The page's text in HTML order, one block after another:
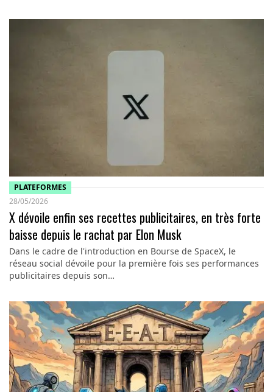
PLATEFORMES
28/05/2026
X dévoile enfin ses recettes publicitaires, en très forte
baisse depuis le rachat par Elon Musk
Dans le cadre de l'introduction en Bourse de SpaceX, le
réseau social dévoile pour la première fois ses performances
publicitaires depuis son…